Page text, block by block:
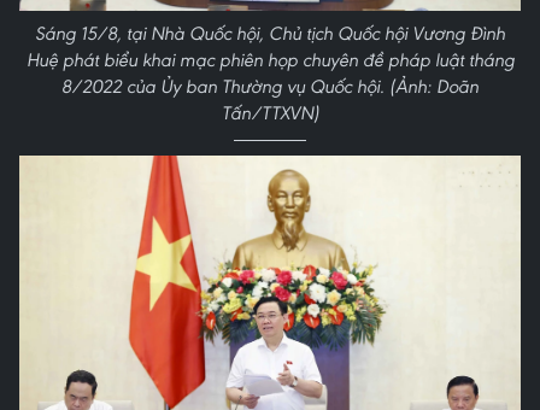
Sáng 15/8, tại Nhà Quốc hội, Chủ tịch Quốc hội Vương Đình
Huệ phát biểu khai mạc phiên họp chuyên đề pháp luật tháng
8/2022 của Ủy ban Thường vụ Quốc hội. (Ảnh: Doãn
Tấn/TTXVN)